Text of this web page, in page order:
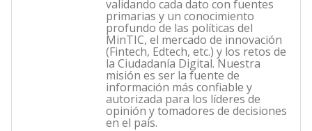
validando cada dato con fuentes
primarias y un conocimiento
profundo de las políticas del
MinTIC, el mercado de innovación
(Fintech, Edtech, etc.) y los retos de
la Ciudadanía Digital. Nuestra
misión es ser la fuente de
información más confiable y
autorizada para los líderes de
opinión y tomadores de decisiones
en el país.